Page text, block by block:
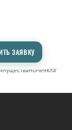
ЗАЯВКУ
Номенклатура